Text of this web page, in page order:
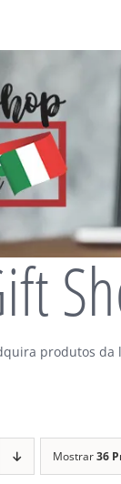
produtos da
Mostrar36